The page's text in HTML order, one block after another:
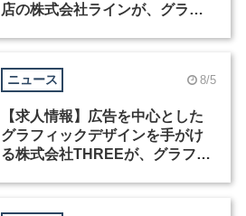
店の株式会社ラインが、グラフ
ニュース 8/5
【求人情報】広告を中心とした
グラフィックデザインを手がけ
る株式会社THREEが、グラフィ